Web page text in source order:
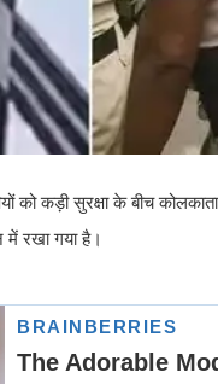
को कड़ी सुरक्षा के बीच
में रखा गया है।